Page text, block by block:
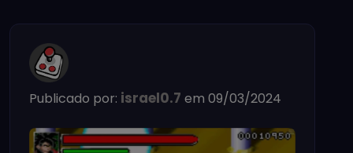
Publicado por: israel0.7 em 09/03/2024